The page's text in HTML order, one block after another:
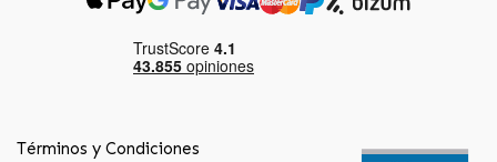
Términos y Condiciones